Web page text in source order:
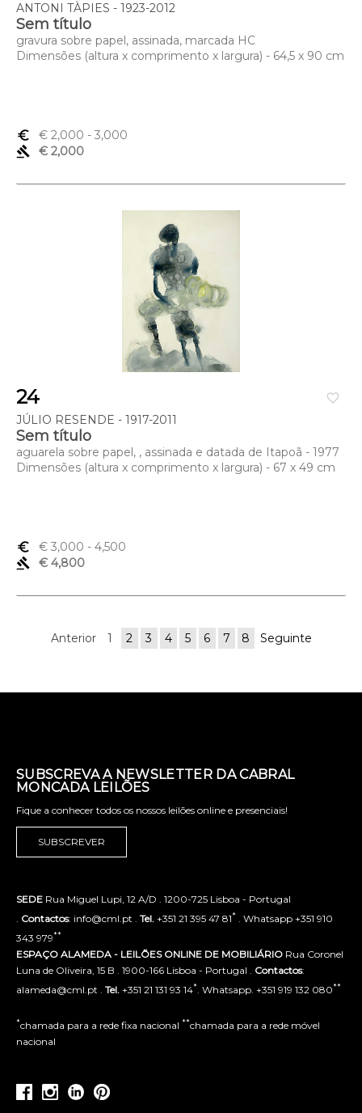
ANTONI TÀPIES - 1923-2012
Sem título
gravura sobre papel, assinada, marcada HC
Dimensões (altura x comprimento x largura) - 64,5 x 90 cm
euro_symbol € 2,000 - 3,000
gavel
€ 2,000
favorite_border
24
JÚLIO RESENDE - 1917-2011
Sem título
aguarela sobre papel, , assinada e datada de Itapoã - 1977
Dimensões (altura x comprimento x largura) - 67 x 49 cm
euro_symbol € 3,000 - 4,500
gavel
€ 4,800
Anterior 1 2 3 4 5 6 7 8 Seguinte
SUBSCREVA A NEWSLETTER DA CABRAL
MONCADA LEILÕES
Fique a conhecer todos os nossos leilões online e presenciais!
SUBSCREVER
SEDE Rua Miguel Lupi, 12 A/D . 1200-725 Lisboa - Portugal
. Contactos: info@cml.pt . Tel. +351 21 395 47 81* . Whatsapp +351 910
343 979**
ESPAÇO ALAMEDA - LEILÕES ONLINE DE MOBILIÁRIO Rua Coronel
Luna de Oliveira, 15 B . 1900-166 Lisboa - Portugal . Contactos:
alameda@cml.pt . Tel. +351 21 131 93 14*. Whatsapp. +351 919 132 080**
*chamada para a rede fixa nacional **chamada para a rede móvel
nacional